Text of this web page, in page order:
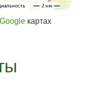
Google картах